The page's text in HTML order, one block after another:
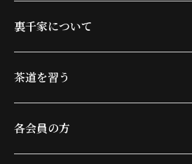
裏千家について
茶道を習う
各会員の方